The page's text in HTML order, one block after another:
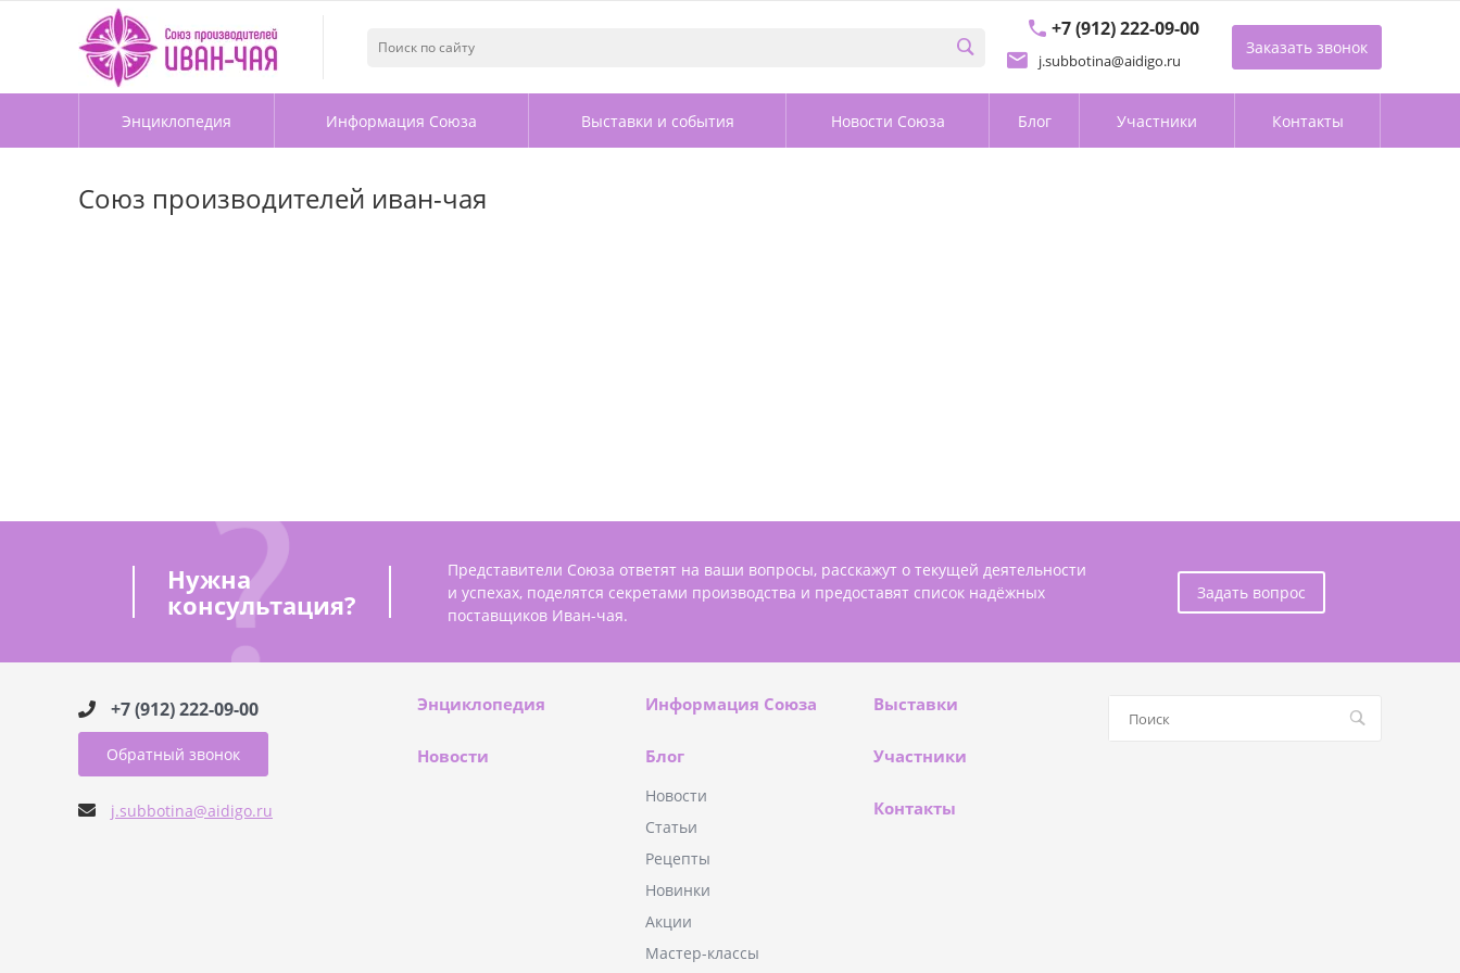
+7 (912) 222-09-00
j.subbotina@aidigo.ru
Заказать звонок
Энциклопедия Информация Союза Выставки и события Новости Союза Блог Участники Контакты
Союз производителей иван-чая
Нужна
консультация?
Представители Союза ответят на ваши вопросы, расскажут о текущей деятельности
и успехах, поделятся секретами производства и предоставят список надёжных
поставщиков Иван-чая.
Задать вопрос
+7 (912) 222-09-00
Обратный звонок
j.subbotina@aidigo.ru
Энциклопедия Информация Союза Выставки
Новости Блог
Новости
Статьи
Рецепты
Новинки
Акции
Мастер-классы
Участники
Контакты